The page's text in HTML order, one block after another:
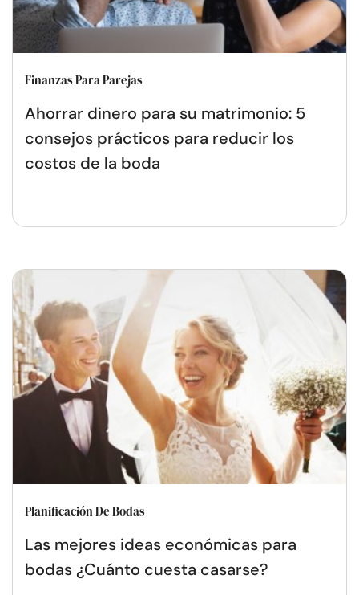
Finanzas Para Parejas
Ahorrar dinero para su matrimonio: 5
consejos prácticos para reducir los
costos de la boda
Planificación De Bodas
Las mejores ideas económicas para
bodas ¿Cuánto cuesta casarse?